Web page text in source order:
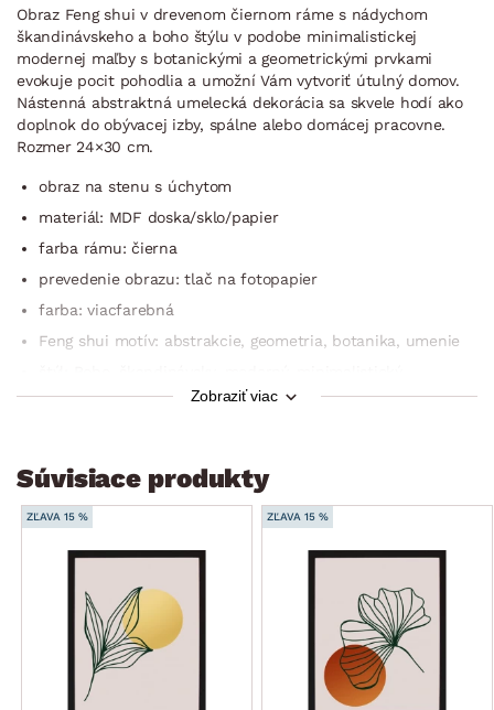
Obraz Feng shui v drevenom čiernom ráme s nádychom
škandinávskeho a boho štýlu v podobe minimalistickej
modernej maľby s botanickými a geometrickými prvkami
evokuje pocit pohodlia a umožní Vám vytvoriť útulný domov.
Nástenná abstraktná umelecká dekorácia sa skvele hodí ako
doplnok do obývacej izby, spálne alebo domácej pracovne.
Rozmer 24×30 cm.
obraz na stenu s úchytom
materiál: MDF doska/sklo/papier
farba rámu: čierna
prevedenie obrazu: tlač na fotopapier
farba: viacfarebná
Feng shui motív: abstrakcie, geometria, botanika, umenie
veľkosť motívu: 24×30 cm
spôsob umiestnenia: zadné zavesenie na stenu
využitie: nástenná dekorácia do interiéru
ideálne kombinovať s ďalšími obrazmi v štýle scandi-boho
a vytvoriť tak originálnu koláž
Zobraziť viac
Súvisiace produkty
ZĽAVA 15 % ZĽAVA 15 %